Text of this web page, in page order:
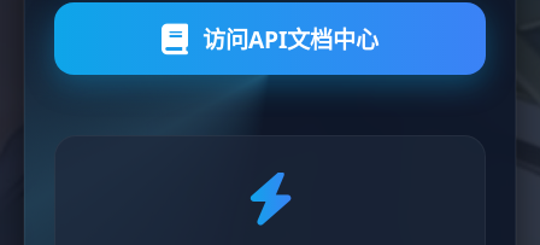
访问API文档中心